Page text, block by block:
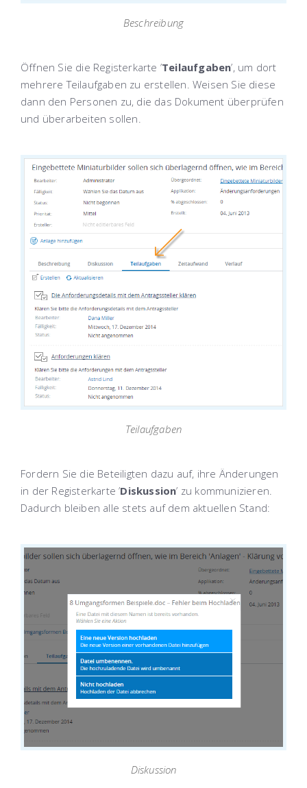
Beschreibung
Öffnen Sie die Registerkarte ’Teilaufgaben’, um dort
mehrere Teilaufgaben zu erstellen. Weisen Sie diese
dann den Personen zu, die das Dokument überprüfen
und überarbeiten sollen.
Teilaufgaben
Fordern Sie die Beteiligten dazu auf, ihre Änderungen
in der Registerkarte ’Diskussion’ zu kommunizieren.
Dadurch bleiben alle stets auf dem aktuellen Stand:
Diskussion